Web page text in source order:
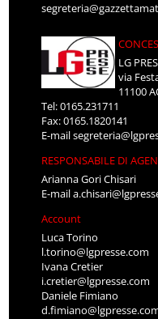
LG
via
11100
Tel: 0165.231711
Fax: 0165.1820141
E-mail
RESPONSABILE DI
Arianna Gori Chisari
E-mail
Account
Luca Torino
l.torino@lgpresse.com
Ivana Cretier
i.cretier@lgpresse.com
Daniele Fimiano